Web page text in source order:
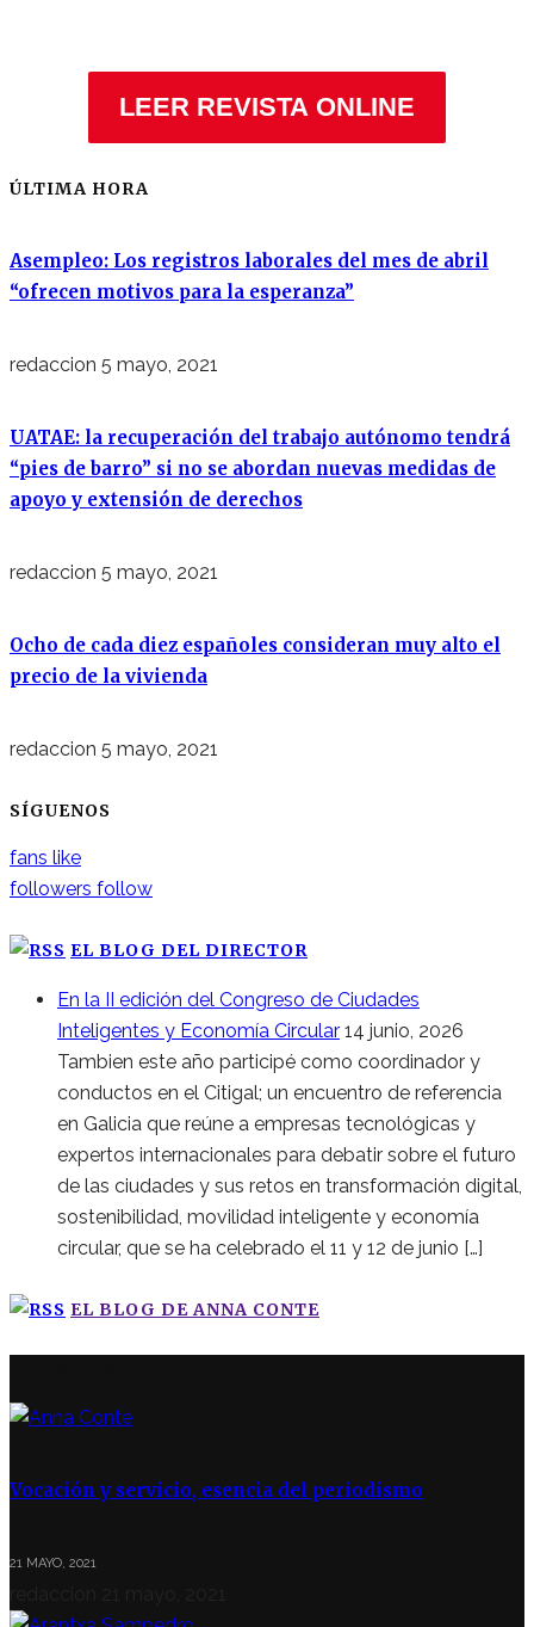
LEER REVISTA ONLINE
ÚLTIMA HORA
Asempleo: Los registros laborales del mes de abril
“ofrecen motivos para la esperanza”
redaccion 5 mayo, 2021
UATAE: la recuperación del trabajo autónomo tendrá
“pies de barro” si no se abordan nuevas medidas de
apoyo y extensión de derechos
redaccion 5 mayo, 2021
Ocho de cada diez españoles consideran muy alto el
precio de la vivienda
redaccion 5 mayo, 2021
SÍGUENOS
fans like
followers follow
EL BLOG DEL DIRECTOR
En la II edición del Congreso de Ciudades
Inteligentes y Economía Circular 14 junio, 2026
Tambien este año participé como coordinador y
conductos en el Citigal; un encuentro de referencia
en Galicia que reúne a empresas tecnológicas y
expertos internacionales para debatir sobre el futuro
de las ciudades y sus retos en transformación digital,
sostenibilidad, movilidad inteligente y economía
circular, que se ha celebrado el 11 y 12 de junio […]
EL BLOG DE ANNA CONTE
Vocación y servicio, esencia del periodismo
21 MAYO, 2021